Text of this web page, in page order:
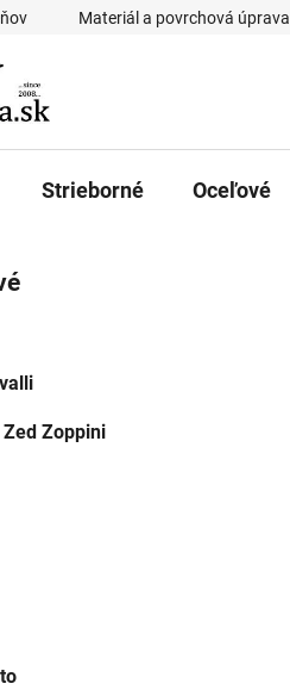
Materiál a povrchová úprava
Strieborné Oceľové
Zoppini